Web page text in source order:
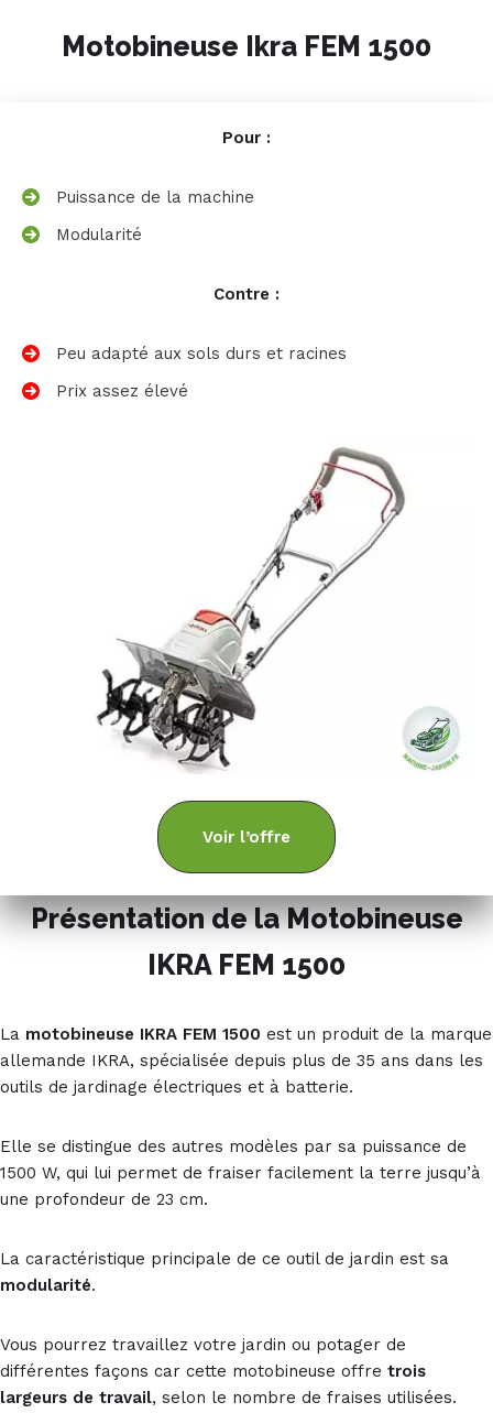
Motobineuse Ikra FEM 1500
Pour :
Puissance de la machine
Modularité
Contre :
Peu adapté aux sols durs et racines
Prix assez élevé
Voir l’offre
Présentation de la Motobineuse
IKRA FEM 1500
La motobineuse IKRA FEM 1500 est un produit de la marque
allemande IKRA, spécialisée depuis plus de 35 ans dans les
outils de jardinage électriques et à batterie.
Elle se distingue des autres modèles par sa puissance de
1500 W, qui lui permet de fraiser facilement la terre jusqu’à
une profondeur de 23 cm.
La caractéristique principale de ce outil de jardin est sa
modularité.
Vous pourrez travaillez votre jardin ou potager de
différentes façons car cette motobineuse offre trois
largeurs de travail, selon le nombre de fraises utilisées.